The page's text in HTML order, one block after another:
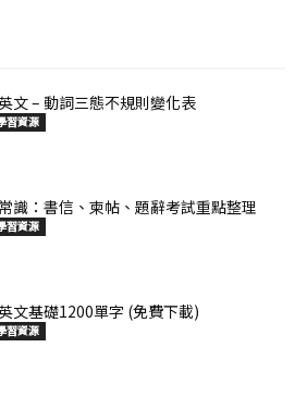
文 – 動詞三態不規則變化表
習資源
識：書信、柬帖、題辭考試重點整理
習資源
文基礎1200單字 (免費下載)
習資源